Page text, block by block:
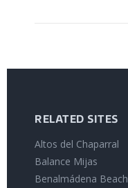
RELATED SITES
Altos del Chaparral
Balance Mijas
Benalmádena Beach